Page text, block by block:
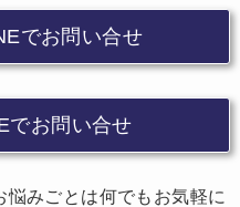
でお問い合せ
でお問い合せ
悩みごとは何でもお気軽に